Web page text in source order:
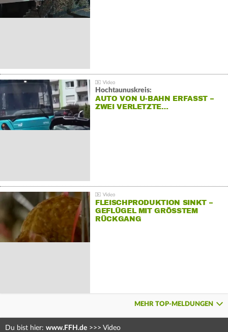
Hochtaunuskreis:
AUTO VON U-BAHN ERFASST –
ZWEI VERLETZTE…
FLEISCHPRODUKTION SINKT –
GEFLÜGEL MIT GRÖSSTEM R
ÜCKGANG
MEHR TOP-MELDUNGEN
Du bist hier: www.FFH.de >>> Video